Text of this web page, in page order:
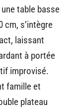
table basse
cm, s’intègre
laissant
à portée
improvisé.
famille et
plateau